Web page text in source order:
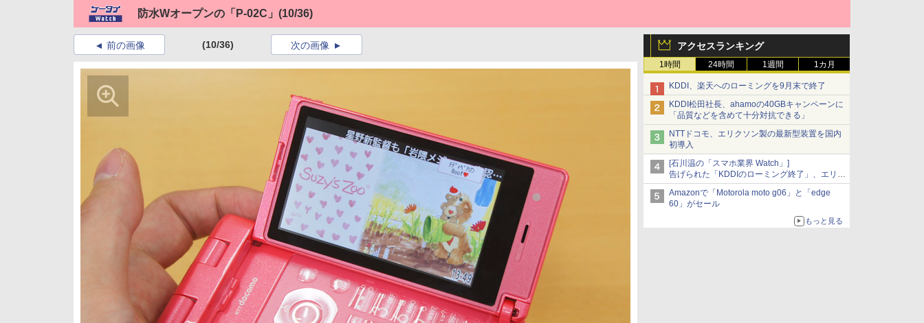
防水Wオープンの「P-02C」 (10/36)
アクセスランキング
1時間 24時間 1週間 1カ月
KDDI、楽天へのローミングを9月末で終了
KDDI松田社長、ahamoの40GBキャンペーンに
「品質などを含めて十分対抗できる」
NTTドコモ、エリクソン製の最新型装置を国内
初導入
[石川温の「スマホ業界 Watch」]
告げられた「KDDIのローミング終了」、エリア
マップの落とし穴と楽天モバイルの課題
Amazonで「Motorola moto g06」と「edge
60」がセール
もっと見る
前の画像 (10/36) 次の画像